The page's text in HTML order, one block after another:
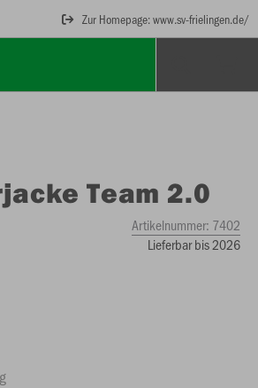
Zur Homepage: www.sv-frielingen.de/
Team 2.0
Artikelnummer: 7402
Lieferbar bis 2026